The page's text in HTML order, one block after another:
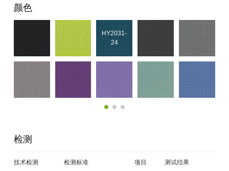
颜色
HY2031-
24
检测
技术检测 检测标准 项目 测试结果